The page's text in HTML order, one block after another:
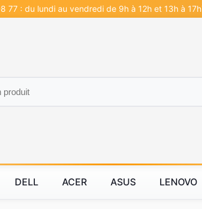
77 : du lundi au vendredi de 9h à 12h et 13h à 17h
DELL ACER ASUS LENOVO